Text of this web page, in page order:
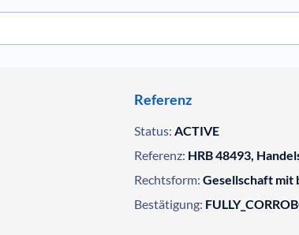
Referenz
Status: ACTIVE
Referenz: HRB 48493,
Rechtsform: Gesellschaft mit
Bestätigung: